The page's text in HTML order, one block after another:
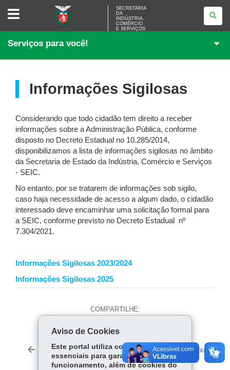
SECRETARIA
INDÚSTRIA,
COMÉRCIO
SERVIÇOS
SECRETARIA
DA
INDÚSTRIA,
COMÉRCIO
E SERVIÇOS
Serviços para você!
Informações Sigilosas
Considerando que todo cidadão tem direito a receber
informações sobre a Administração Pública, conforme
disposto no Decreto Estadual no 10.285/2014,
disponibilizamos a lista de informações sigilosas no âmbito
da Secretaria de Estado da Indústria, Comércio e Serviços
- SEIC.
No entanto, por se tratarem de informações sob sigilo,
caso haja necessidade de acesso a algum dado, o cidadão
interessado deve encaminhar uma solicitação formal para
a SEIC, conforme previsto no Decreto Estadual nº
7.304/2021.
Informações Sigilosas 2023/2024
Informações Sigilosas 2025
COMPARTILHE:
ce
bo
ok
tter
Ap
p
dIn
Voltar Início Imprimir Baixar
Aviso de Cookies
Este portal utiliza cookies
essenciais para garantir seu
funcionamento, além de cookies do